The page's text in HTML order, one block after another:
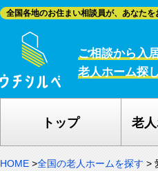
全国各地のお住まい相談員が、あなたを
ご相談から入
老人ホーム探
トップ 老
HOME >全国の老人ホームを探す >